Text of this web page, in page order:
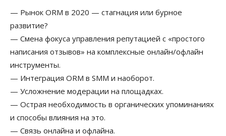
— Рынок ORM в 2020 — стагнация или бурное
развитие?
— Смена фокуса управления репутацией с «простого
написания отзывов» на комплексные онлайн/офлайн
инструменты.
— Интеграция ORM в SMM и наоборот.
— Усложнение модерации на площадках.
— Острая необходимость в органических упоминаниях
и способы влияния на это.
— Связь онлайна и офлайна.